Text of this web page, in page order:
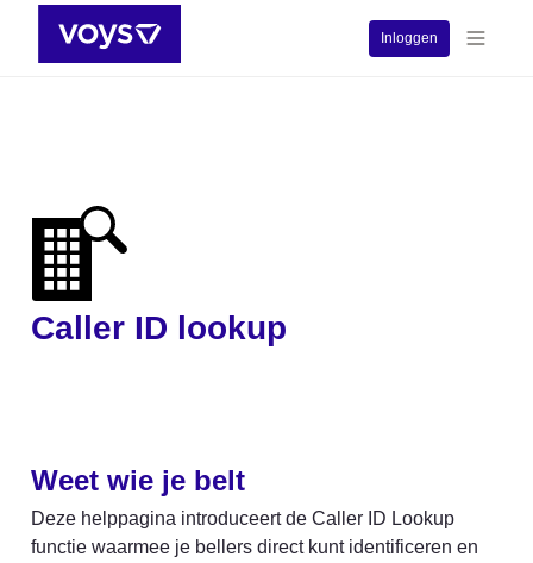
Inloggen
Caller ID lookup
Weet wie je belt
Deze helppagina introduceert de Caller ID Lookup
functie waarmee je bellers direct kunt identificeren en